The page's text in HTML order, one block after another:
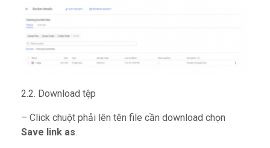
2.2. Download tệp
– Click chuột phải lên tên file cần download chọn
Save link as.